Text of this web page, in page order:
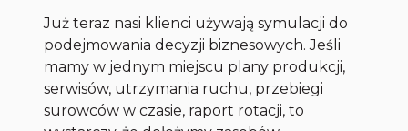
Już teraz nasi klienci używają symulacji do
podejmowania decyzji biznesowych. Jeśli
mamy w jednym miejscu plany produkcji,
serwisów, utrzymania ruchu, przebiegi
surowców w czasie, raport rotacji, to